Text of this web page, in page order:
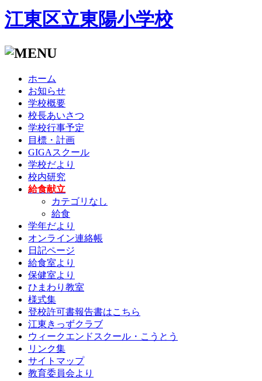
江東区立東陽小学校
ホーム
お知らせ
学校概要
校長あいさつ
学校行事予定
目標・計画
GIGAスクール
学校だより
校内研究
給食献立
カテゴリなし
給食
学年だより
オンライン連絡帳
日記ページ
給食室より
保健室より
ひまわり教室
様式集
登校許可書報告書はこちら
江東きっずクラブ
ウィークエンドスクール・こうとう
リンク集
サイトマップ
教育委員会より